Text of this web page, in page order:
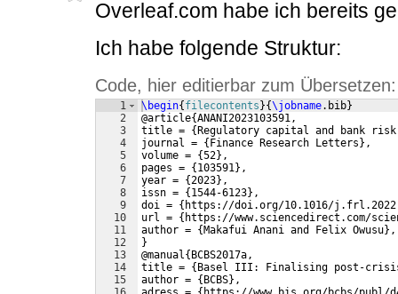
Overleaf.com habe ich bereits
Ich habe folgende Struktur:
Code, hier editierbar zum Übersetzen:
1
2
3
4
5
6
7
8
9
10
11
12
13
14
15
\begin{ filecontents }{\jobname.bib}
@article{ANANI2023103591,
title = { Regulatory capital and bank
journal = { Finance Research Letters } ,
volume = {52} ,
pages = { 103591} ,
year = {2023} ,
issn = { 1544-6123} ,
doi = { https://doi.org/10.1016/
url = { https://www.sciencedirect.com/
author = { Makafui Anani and Felix Owusu} ,
}
@manual{ BCBS2017a,
title = { Basel III: Finalising post-
author = { BCBS} ,